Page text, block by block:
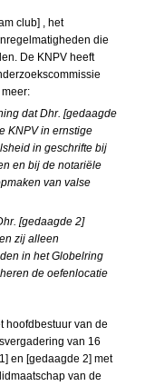
club] , het
die
De KNPV heeft
dat Dhr. [gedaagde
KNPV in ernstige
in geschrifte bij
en bij de notariële
van valse
[gedaagde 2]
zij alleen
in het Globelring
de oefenlocatie
hoofdbestuur van de
van 16
en [gedaagde 2] met
van de